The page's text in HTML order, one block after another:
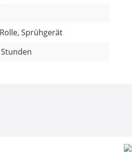
Sprühgerät